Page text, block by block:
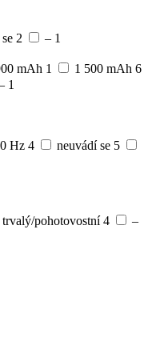
2 – 1
mAh 1 1 500 mAh 6
1
Hz 4 neuvádí se 5
trvalý/pohotovostní4
–